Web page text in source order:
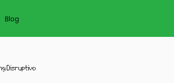
Blog
Disruptivo